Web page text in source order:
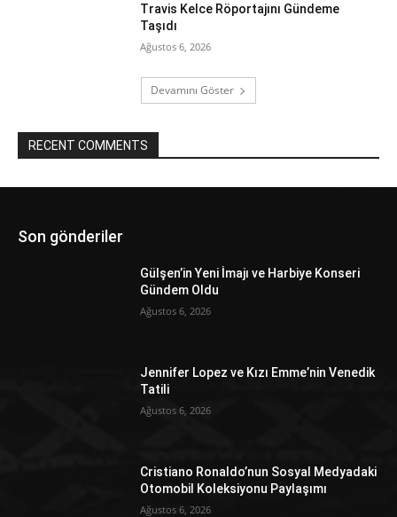
Travis Kelce Röportajını Gündeme
Taşıdı
Ağustos 6, 2026
Devamını Göster
RECENT COMMENTS
Son gönderiler
Gülşen’in Yeni İmajı ve Harbiye Konseri
Gündem Oldu
Ağustos 6, 2026
Jennifer Lopez ve Kızı Emme’nin Venedik
Tatili
Ağustos 6, 2026
Cristiano Ronaldo’nun Sosyal Medyadaki
Otomobil Koleksiyonu Paylaşımı
Ağustos 6, 2026